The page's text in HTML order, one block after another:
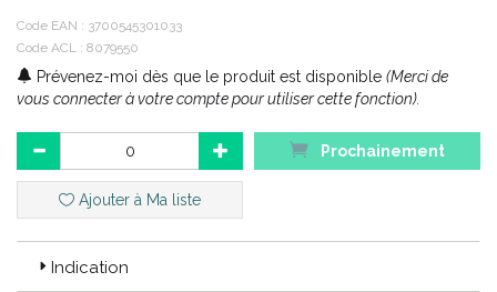
Code ACL : 8079550
Code EAN : 3700545301033
Code EAN : 3700545301033
Code ACL : 8079550
Prévenez-moi dès que le produit est disponible (Merci de
vous connecter à votre compte pour utiliser cette fonction).
Prochainement
Ajouter à Ma liste
Indication